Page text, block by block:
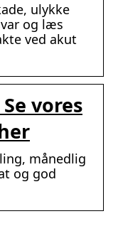
ulykke
og læs
ved akut
vores
månedlig
og god